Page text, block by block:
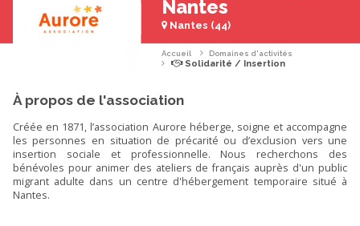
Nantes
Nantes (44)
Accueil Domaines d'activités
Solidarité / Insertion
À propos de l'association
Créée en 1871, l’association Aurore héberge, soigne et accompagne
les personnes en situation de précarité ou d’exclusion vers une
insertion sociale et professionnelle. Nous recherchons des
bénévoles pour animer des ateliers de français auprès d'un public
migrant adulte dans un centre d'hébergement temporaire situé à
Nantes.